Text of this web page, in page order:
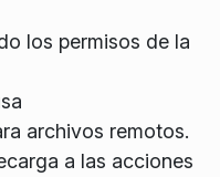
los permisos de la
archivos remotos.
a las acciones